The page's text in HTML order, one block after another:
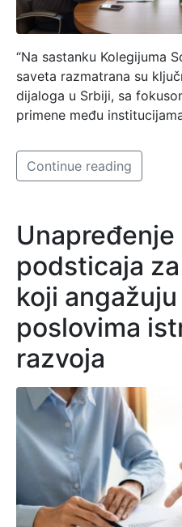
“Na sastanku Kolegijuma
saveta razmatrana su
dijaloga u Srbiji, sa
primene među
Continue reading
Unapređenje
podsticaja
koji
poslovima
razvoja